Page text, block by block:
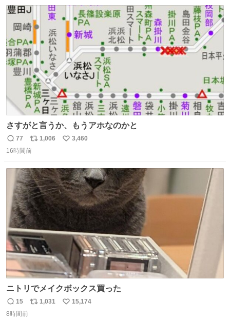
数
さすがと言うか、もうアホなのかと
返
信
77
リ
ポ
ト
数
1,006
い
数
3,460
16時間前
ニトリでメイクボックス買った
返
信
15
リ
1,031
い
15,174
8時間前